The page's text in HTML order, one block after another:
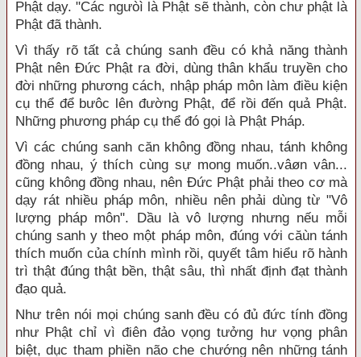
Phật dạy. "Các ngưòì là Phật sẽ thành, còn chư phật là
Phật đã thành.
Vì thấy rõ tất cả chúng sanh đều có khả năng thành
Phật nên Đức Phật ra đời, dùng thân khẩu truyền cho
đời những phương cách, nhập pháp môn làm điều kiện
cụ thể để bưôc lên đường Phật, để rồi đến quả Phật.
Những phương pháp cụ thể đó gọi là Phật Pháp.
Vì các chúng sanh căn không đồng nhau, tánh không
đồng nhau, ý thích cùng sự mong muốn..vâøn vân...
cũng không đồng nhau, nên Đức Phật phải theo cơ mà
dạy rát nhiều pháp môn, nhiều nên phải dùng từ "Vô
lượng pháp môn". Dầu là vô lượng nhưng nếu mỗi
chúng sanh y theo một pháp môn, đúng với căùn tánh
thích muốn của chính mình rồi, quyết tâm hiểu rõ hành
trì thật đúng thật bền, thật sâu, thì nhất định đạt thành
đạo quả.
Như trên nói mọi chúng sanh đều có đủ đức tính đồng
như Phật chỉ vì điên đảo vọng tưởng hư vọng phân
biệt, dục tham phiền não che chướng nên những tánh